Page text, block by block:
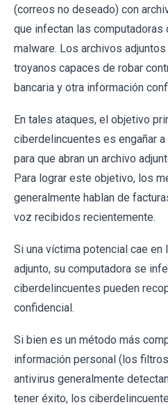
(correos no deseado) con
que infectan las computadoras
malware. Los archivos
troyanos capaces de robar
bancaria y otra información
En tales ataques, el objetivo
ciberdelincuentes es engañar
para que abran un archivo
Para lograr este objetivo, los
generalmente hablan de
voz recibidos recientemente.
Si una víctima potencial cae en
adjunto, su computadora se
ciberdelincuentes pueden
confidencial.
Si bien es un método más
información personal (los
antivirus generalmente
tener éxito, los